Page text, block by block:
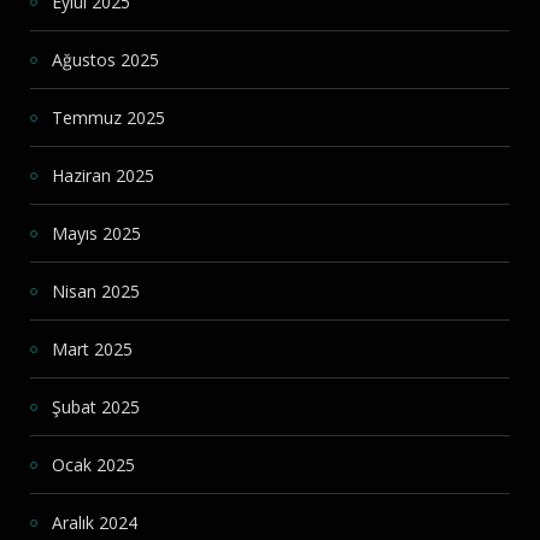
Ağustos 2025
Temmuz 2025
Haziran 2025
Mayıs 2025
Nisan 2025
Mart 2025
Şubat 2025
Ocak 2025
Aralık 2024